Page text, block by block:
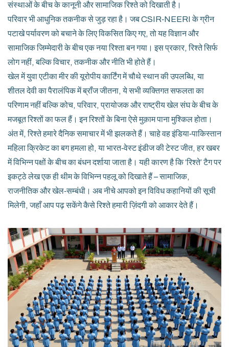
संस्थाओं के बीच के कानूनी और सामाजिक रिश्ते को दिखाती है।
परिवार भी आधुनिक तकनीक से जुड़ रहा है। जब CSIR‑NEERI के ग्रीन
पटाखे पर्यावरण को बचाने के लिए विकसित किए गए, तो यह विज्ञान और
सामाजिक जिम्मेदारी के बीच एक नया रिश्ता बन गया। इस प्रकार, रिश्ते सिर्फ
लोग नहीं, बल्कि विचार, तकनीक और नीति भी होते हैं।
खेल में युवा एटीका मीर की यूरोपीय कार्टिंग में चौथे स्थान की उपलब्धि, या
शीतल देवी का पैरालंपिक में ब्रॉंज जीतना, ये सभी व्यक्तिगत सफलता का
परिणाम नहीं बल्कि कोच, परिवार, प्रायोजक और राष्ट्रीय खेल संघ के बीच के
मजबूत रिश्तों का फल हैं। इन रिश्तों के बिना ऐसे मुक़ाम पाना मुश्किल होता।
अंत में, रिश्ते हमारे दैनिक समाचार में भी झलकते हैं। चाहे वह इंडिया‑पाकिस्तान
महिला क्रिकेट का बग हमला हो, या भारत‑वेस्ट इंडीज की टेस्ट जीत, हर खबर
में विभिन्न पक्षों के बीच का बंधन दर्शाया जाता है। यही कारण है कि ‘रिश्ते’ टैग पर
इकट्ठे लेख एक ही थीम के विभिन्न पहलू को दिखाते हैं – सामाजिक,
राजनीतिक और खेल‑सम्बंधी। अब नीचे आपको इन विविध कहानियों की सूची
मिलेगी, जहाँ आप पढ़ सकेंगे कैसे रिश्ते हमारी ज़िंदगी को आकार देते हैं।